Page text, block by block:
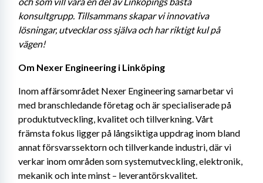
konsultgrupp. Tillsammans skapar vi innovativa
lösningar, utvecklar oss själva och har riktigt kul på
vägen!
Om Nexer Engineering i Linköping
Inom affärsområdet Nexer Engineering samarbetar vi
med branschledande företag och är specialiserade på
produktutveckling, kvalitet och tillverkning. Vårt
främsta fokus ligger på långsiktiga uppdrag inom bland
annat försvarssektorn och tillverkande industri, där vi
verkar inom områden som systemutveckling, elektronik,
mekanik och inte minst – leverantörskvalitet.